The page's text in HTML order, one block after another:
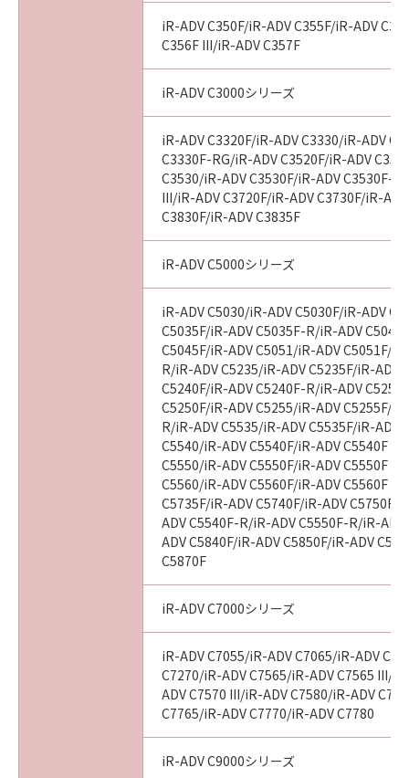
(2)キヤノン、キヤノンのライセンサー、キヤノ
ンの子会社、それらの販売代理店および販売店
は、「許諾ソフトウェア」の使用または使用不
能から生ずるいかなる損害（逸失利益およびそ
の他の派生的または付随的な損害を含むがこれ
らに限定されない全ての損害を言います。）に
ついて、適用法で認められる限り、一切の責任
を負わないものとします。たとえ、キヤノン、
キヤノンのライセンサー、キヤノンの子会社、
それらの販売代理店および販売店がかかる損害
の可能性について知らされていた場合でも同様
(3)キヤノン、キヤノンのライセンサー、キヤノ
ンの子会社、それらの販売代理店および販売店
は、「許諾ソフトウェア」または「許諾ソフト
ウェア」の使用に起因または関連してお客様と
第三者との間に生じたいかなる紛争について
も、一切責任を負わないものとします。
(1)本契約書は、お客様が『同意』を示す下記の
ボタンをクリックした時点で発効し、下記(2)ま
たは(3)により終了されるまで有効に存続しま
(2)お客様は、「許諾ソフトウェア」およびその
複製物のすべてをアンインストール、廃棄およ
び消去することにより、本契約書を終了させる
(3)お客様が本契約書のいずれかの条項に違反し
た場合、本契約書は直ちに終了します。
(4)お客様は、上記(3)による本契約書の終了後
直ちに、「許諾ソフトウェア」およびその複製
物のすべてをアンインストール、廃棄および消
iR-ADV C350F/iR-ADV C355F/iR-ADV
C356F III/iR-ADV C357F
iR-ADV C3000シリーズ
iR-ADV C3320F/iR-ADV C3330/iR-ADV
C3330F-RG/iR-ADV C3520F/iR-ADV
C3530/iR-ADV C3530F/iR-ADV C3530F-
III/iR-ADV C3720F/iR-ADV C3730F/iR-
C3830F/iR-ADV C3835F
iR-ADV C5000シリーズ
iR-ADV C5030/iR-ADV C5030F/iR-ADV
C5035F/iR-ADV C5035F-R/iR-ADV
C5045F/iR-ADV C5051/iR-ADV C5051F/
R/iR-ADV C5235/iR-ADV C5235F/iR-ADV
C5240F/iR-ADV C5240F-R/iR-ADV
C5250F/iR-ADV C5255/iR-ADV C5255F/
R/iR-ADV C5535/iR-ADV C5535F/iR-ADV
C5540/iR-ADV C5540F/iR-ADV C5540F
C5550/iR-ADV C5550F/iR-ADV C5550F
C5560/iR-ADV C5560F/iR-ADV C5560F
C5735F/iR-ADV C5740F/iR-ADV C5750F/
ADV C5540F-R/iR-ADV C5550F-R/iR-
ADV C5840F/iR-ADV C5850F/iR-ADV
C5870F
iR-ADV C7000シリーズ
iR-ADV C7055/iR-ADV C7065/iR-ADV
C7270/iR-ADV C7565/iR-ADV C7565 III/
ADV C7570 III/iR-ADV C7580/iR-ADV
C7765/iR-ADV C7770/iR-ADV C7780
iR-ADV C9000シリーズ